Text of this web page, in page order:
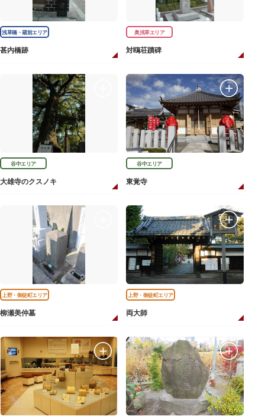
浅草橋・蔵前エリア
甚内橋跡
奥浅草エリア
対鴎荘蹟碑
谷中エリア
大雄寺のクスノキ
谷中エリア
東覚寺
上野・御徒町エリア
柳瀬美仲墓
上野・御徒町エリア
両大師